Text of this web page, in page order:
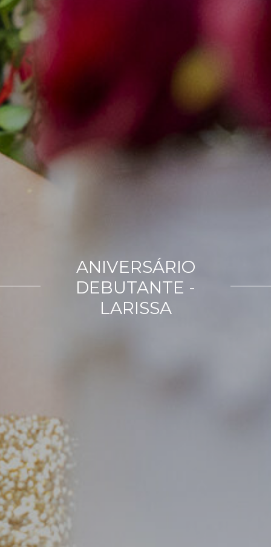
ANIVERSÁRIO
DEBUTANTE -
LARISSA